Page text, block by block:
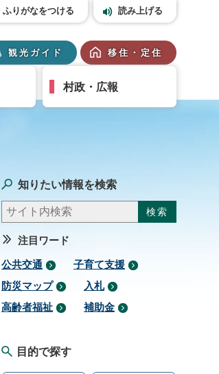
ふりがなをつける 読み上げる
観光ガイド 移住・定住
村政・広報
知りたい情報を検索
注目ワード
公共交通
子育て支援
防災マップ
入札
高齢者福祉
補助金
目的で探す